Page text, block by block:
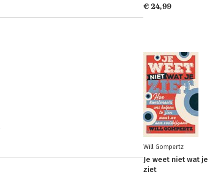
€ 24,99
Will Gompertz
Je weet niet wat je
ziet